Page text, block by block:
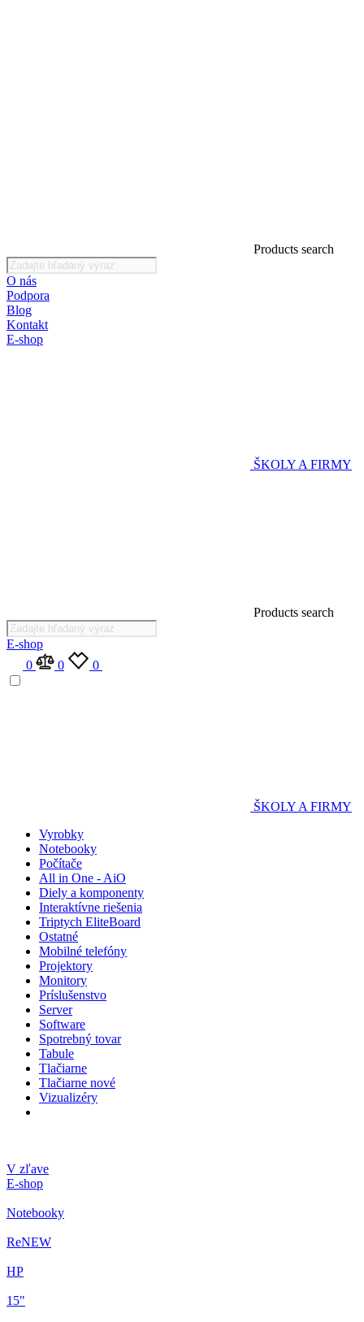
Products search
O nás
Podpora
Blog
Kontakt
E-shop
ŠKOLY A FIRMY
Products search
E-shop
0
0 0
ŠKOLY A FIRMY
Vyrobky
Notebooky
Počítače
All in One - AiO
Diely a komponenty
Interaktívne riešenia
Triptych EliteBoard
Ostatné
Mobilné telefóny
Projektory
Monitory
Príslušenstvo
Server
Software
Spotrebný tovar
Tabule
Tlačiarne
Tlačiarne nové
Vizualizéry
V zľave
E-shop
Notebooky
ReNEW
HP
15"